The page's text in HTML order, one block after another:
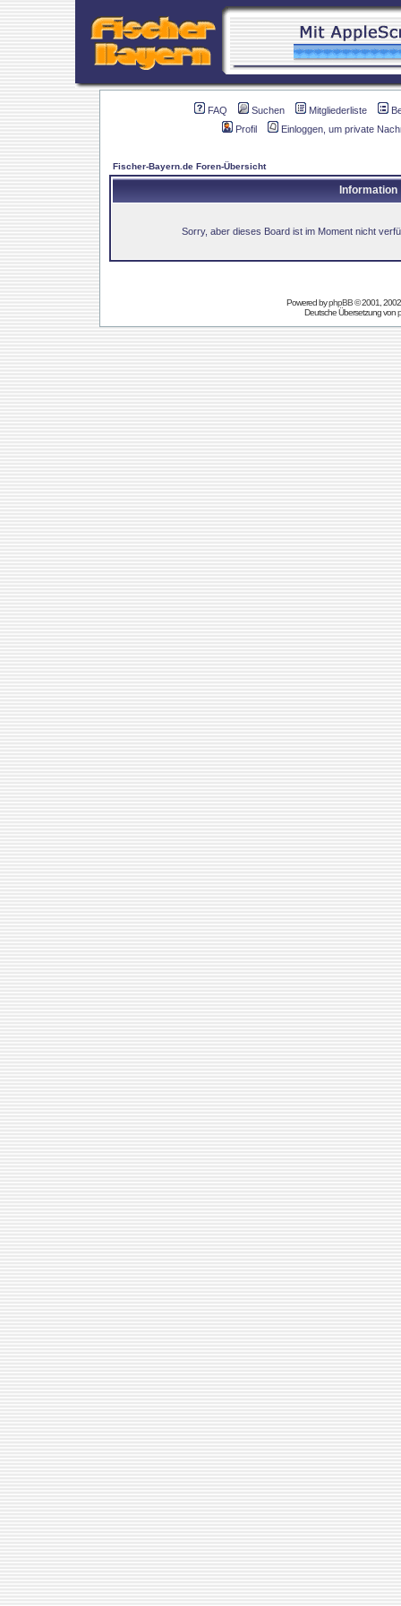
FAQ Suchen Mitgliederliste
Profil
Einloggen, um private
Fischer-Bayern.de Foren-Übersicht
Information
Sorry, aber dieses Board ist im Moment nicht
Powered byphpBB© 2001,
Deutsche Übersetzung von